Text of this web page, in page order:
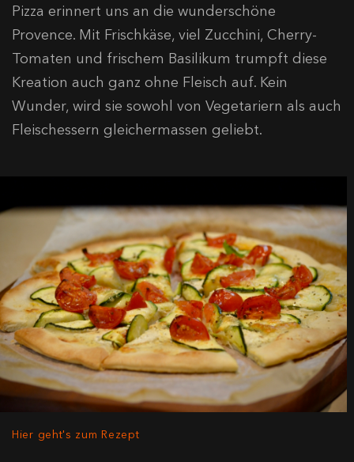
Pizza erinnert uns an die wunderschöne
Provence. Mit Frischkäse, viel Zucchini, Cherry-
Tomaten und frischem Basilikum trumpft diese
Kreation auch ganz ohne Fleisch auf. Kein
Wunder, wird sie sowohl von Vegetariern als auch
Fleischessern gleichermassen geliebt.
Hier geht's zum Rezept